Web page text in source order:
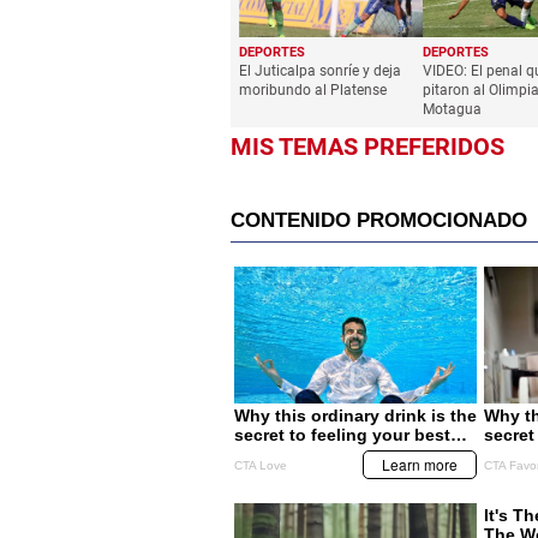
DEPORTES
El Juticalpa sonríe y deja
moribundo al Platense
DEPORTES
VIDEO: El penal
pitaron al
Motagua
MIS TEMAS PREFERIDOS